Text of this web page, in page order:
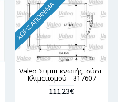
ΧΩΡΊΣ ΑΠΌΘΕΜΑ
Valeo Συμπυκνωτής, σύστ.
Κλιματισμού - 817607
111,23€